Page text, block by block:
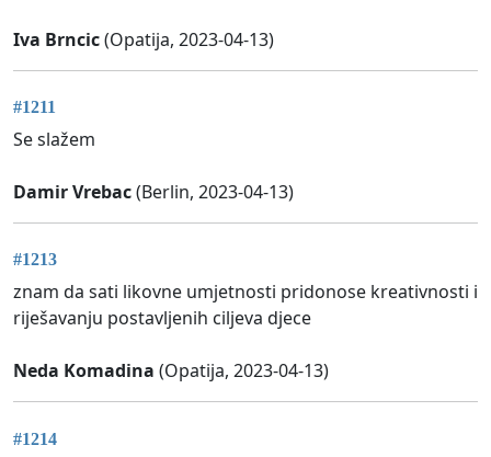
Iva Brncic(Opatija, 2023-04-13)
#1211
Se slažem
Damir Vrebac(Berlin, 2023-04-13)
#1213
znam da sati likovne umjetnosti pridonose kreativnosti i
riješavanju postavljenih ciljeva djece
Neda Komadina (Opatija, 2023-04-13)
#1214